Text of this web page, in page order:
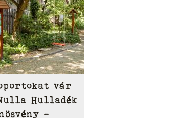
vár
Hulladék
–